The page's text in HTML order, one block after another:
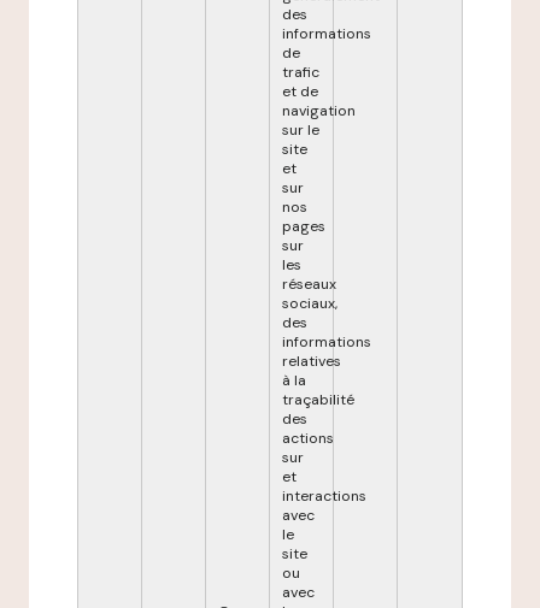
des
informations
de
trafic
et de
navigation
sur le
site
et
sur
nos
pages
sur
les
réseaux
sociaux,
des
informations
relatives
à la
traçabilité
des
actions
sur
et
interactions
avec
le
site
ou
avec